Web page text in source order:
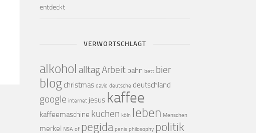
entdeckt
VERWORTSCHLAGT
alkohol alltagArbeit bahn bett bier
blog christmas david deutsche deutschland
google internet jesus kaffee
kaffeemaschine kuchen köln leben Menschen
merkel NSA of pegida penis philosophy politik